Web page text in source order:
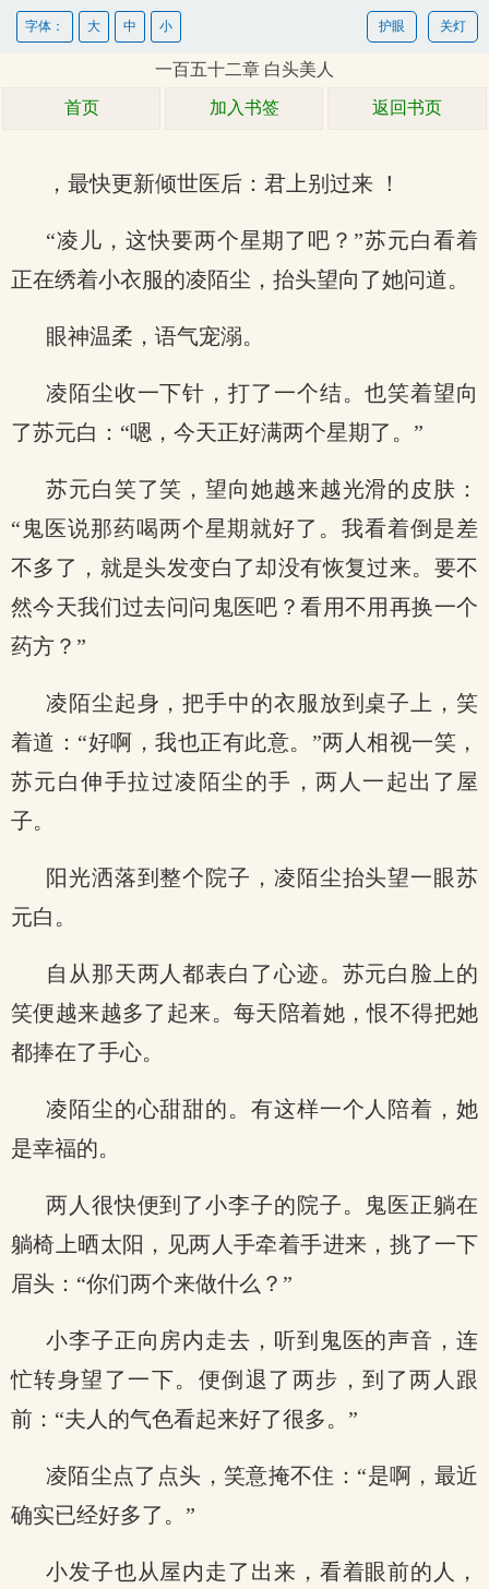
关灯
护眼
字体： 大 中 小
一百五十二章 白头美人
首页 加入书签 返回书页
，最快更新倾世医后：君上别过来 ！
“凌儿，这快要两个星期了吧？”苏元白看着
正在绣着小衣服的凌陌尘，抬头望向了她问道。
眼神温柔，语气宠溺。
凌陌尘收一下针，打了一个结。也笑着望向
了苏元白：“嗯，今天正好满两个星期了。”
苏元白笑了笑，望向她越来越光滑的皮肤：
“鬼医说那药喝两个星期就好了。我看着倒是差
不多了，就是头发变白了却没有恢复过来。要不
然今天我们过去问问鬼医吧？看用不用再换一个
药方？”
凌陌尘起身，把手中的衣服放到桌子上，笑
着道：“好啊，我也正有此意。”两人相视一笑，
苏元白伸手拉过凌陌尘的手，两人一起出了屋
子。
阳光洒落到整个院子，凌陌尘抬头望一眼苏
元白。
自从那天两人都表白了心迹。苏元白脸上的
笑便越来越多了起来。每天陪着她，恨不得把她
都捧在了手心。
凌陌尘的心甜甜的。有这样一个人陪着，她
是幸福的。
两人很快便到了小李子的院子。鬼医正躺在
躺椅上晒太阳，见两人手牵着手进来，挑了一下
眉头：“你们两个来做什么？”
小李子正向房内走去，听到鬼医的声音，连
忙转身望了一下。便倒退了两步，到了两人跟
前：“夫人的气色看起来好了很多。”
凌陌尘点了点头，笑意掩不住：“是啊，最近
确实已经好多了。”
小发子也从屋内走了出来，看着眼前的人，